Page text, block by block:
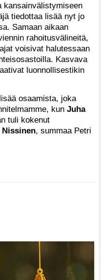
kansainvälistymiseen
tiedottaa lisää nyt jo
Samaan aikaan
rahoitusvälineitä,
voisivat halutessaan
Kasvava
luonnollisestikin
osaamista, joka
kun Juha
tuli kokenut
Nissinen, summaa Petri